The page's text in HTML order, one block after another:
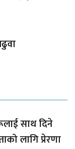
साथ दिने
लागि प्रेरणा